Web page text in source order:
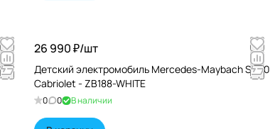
26 990 ₽/шт
Детский электромобиль Mercedes-Maybach S650
Cabriolet - ZB188-WHITE
0 0 В наличии